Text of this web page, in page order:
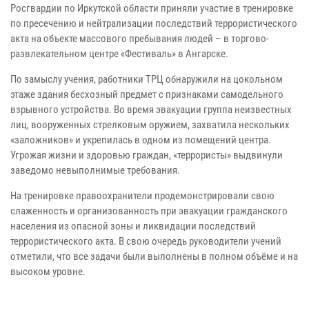
Росгвардии по Иркутской области приняли участие в тренировке
по пресечению и нейтрализации последствий террористического
акта на объекте массового пребывания людей – в торгово-
развлекательном центре «Фестиваль» в Ангарске.
По замыслу учения, работники ТРЦ обнаружили на цокольном
этаже здания бесхозный предмет с признаками самодельного
взрывного устройства. Во время эвакуации группа неизвестных
лиц, вооруженных стрелковым оружием, захватила нескольких
«заложников» и укрепилась в одном из помещений центра.
Угрожая жизни и здоровью граждан, «террористы» выдвинули
заведомо невыполнимые требования.
На тренировке правоохранители продемонстрировали свою
слаженность и организованность при эвакуации гражданского
населения из опасной зоны и ликвидации последствий
террористического акта. В свою очередь руководители учений
отметили, что все задачи были выполнены в полном объёме и на
высоком уровне.